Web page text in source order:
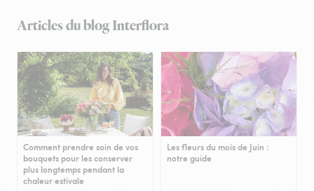
Articles du blog Interflora
Comment prendre soin de vos
bouquets pour les conserver
plus longtemps pendant la
chaleur estivale
Les fleurs du mois de Juin :
notre guide